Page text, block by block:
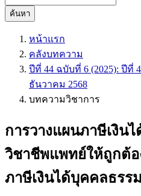
ค้นหา
หน้าแรก
คลังบทความ
ปีที่ 44 ฉบับที่ 6 (2025): ปีที่
ธันวาคม 2568
บทความวิชาการ
การวางแผนภาษีเงิน
วิชาชีพแพทย์ให้ถูกต้
ภาษีเงินได้บุคคลธรร